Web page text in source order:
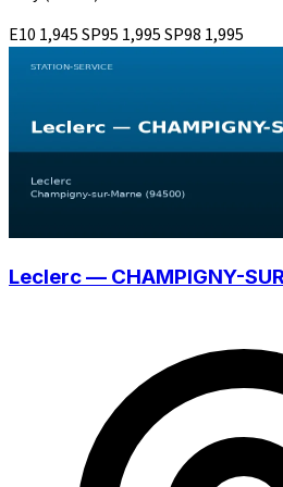
E10 1,945SP95 1,995SP98 1,995
Leclerc — CHAMPIGNY-